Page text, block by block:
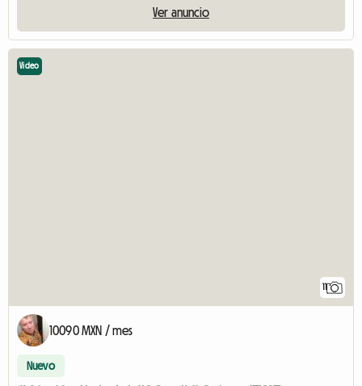
Ver anuncio
11
Video
10090 MXN / mes
Nuevo